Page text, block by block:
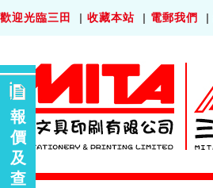
報
價
及
查
歡迎光臨三田 | 收藏本站 | 電郵我們 |